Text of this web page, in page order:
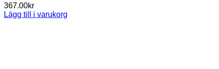
367.00kr
Lägg till i varukorg